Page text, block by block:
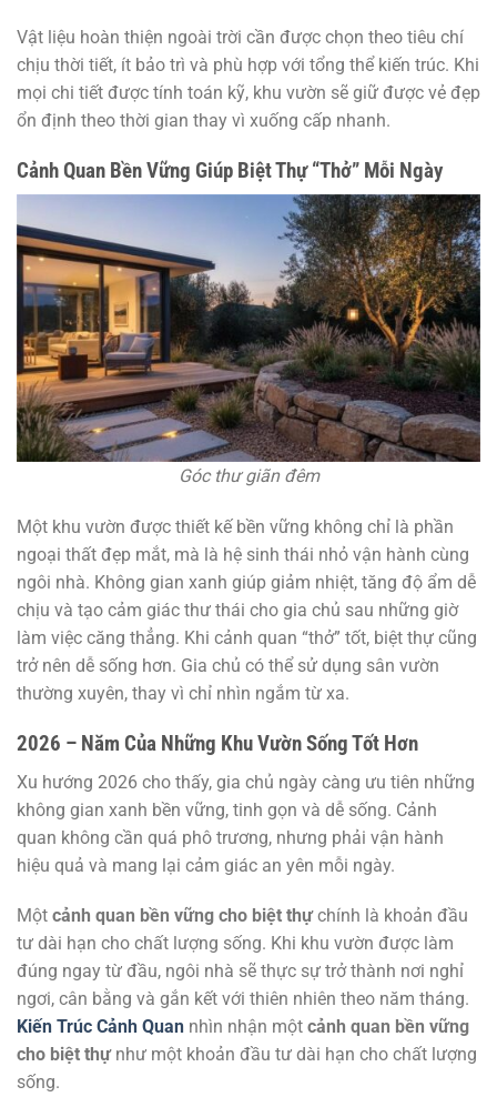
Vật liệu hoàn thiện ngoài trời cần được chọn theo tiêu chí
chịu thời tiết, ít bảo trì và phù hợp với tổng thể kiến trúc. Khi
mọi chi tiết được tính toán kỹ, khu vườn sẽ giữ được vẻ đẹp
ổn định theo thời gian thay vì xuống cấp nhanh.
Cảnh Quan Bền Vững Giúp Biệt Thự “Thở” Mỗi Ngày
Góc thư giãn đêm
Một khu vườn được thiết kế bền vững không chỉ là phần
ngoại thất đẹp mắt, mà là hệ sinh thái nhỏ vận hành cùng
ngôi nhà. Không gian xanh giúp giảm nhiệt, tăng độ ẩm dễ
chịu và tạo cảm giác thư thái cho gia chủ sau những giờ
làm việc căng thẳng. Khi cảnh quan “thở” tốt, biệt thự cũng
trở nên dễ sống hơn. Gia chủ có thể sử dụng sân vườn
thường xuyên, thay vì chỉ nhìn ngắm từ xa.
2026 – Năm Của Những Khu Vườn Sống Tốt Hơn
Xu hướng 2026 cho thấy, gia chủ ngày càng ưu tiên những
không gian xanh bền vững, tinh gọn và dễ sống. Cảnh
quan không cần quá phô trương, nhưng phải vận hành
hiệu quả và mang lại cảm giác an yên mỗi ngày.
Một cảnh quan bền vững cho biệt thựchính là khoản đầu
tư dài hạn cho chất lượng sống. Khi khu vườn được làm
đúng ngay từ đầu, ngôi nhà sẽ thực sự trở thành nơi nghỉ
ngơi, cân bằng và gắn kết với thiên nhiên theo năm tháng.
Kiến Trúc Cảnh Quan nhìn nhận một cảnh quan bền vững
cho biệt thựnhư một khoản đầu tư dài hạn cho chất lượng
sống.